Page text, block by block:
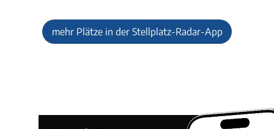
mehr Plätze in der Stellplatz-Radar-App